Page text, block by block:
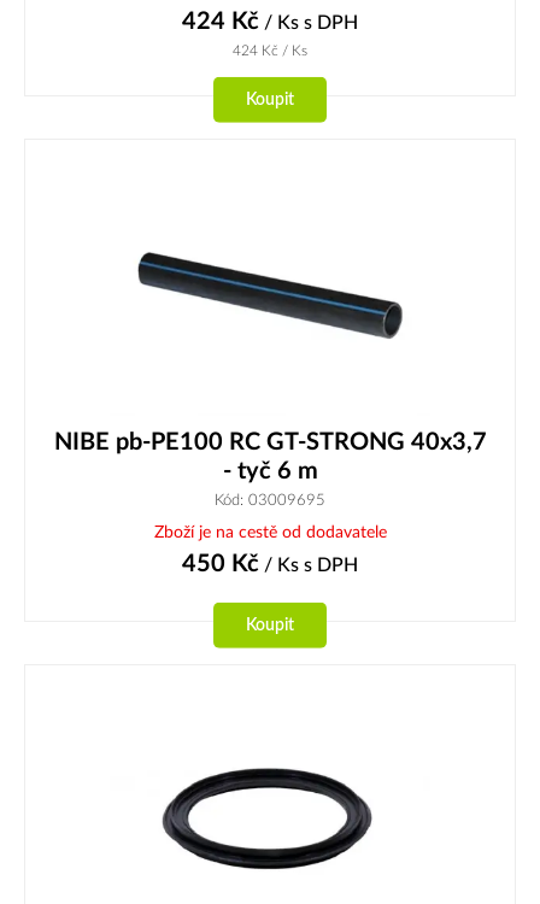
424 Kč / Ks s DPH
424 Kč / Ks
Koupit
NIBE pb-PE100 RC GT-STRONG 40x3,7
- tyč 6 m
Kód: 03009695
Zboží je na cestě od dodavatele
450 Kč / Ks s DPH
Koupit